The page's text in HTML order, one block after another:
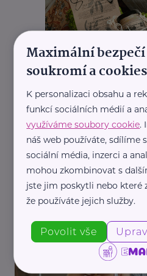
Související články
Maximální bezpečí
soukromí a cookies
K personalizaci obsahu a
funkcí sociálních médií a
využíváme soubory cookie.
náš web používáte, sdílíme
sociální média, inzerci a
mohou zkombinovat s
jste jim poskytli nebo které
že používáte jejich služby.
Povolit vše